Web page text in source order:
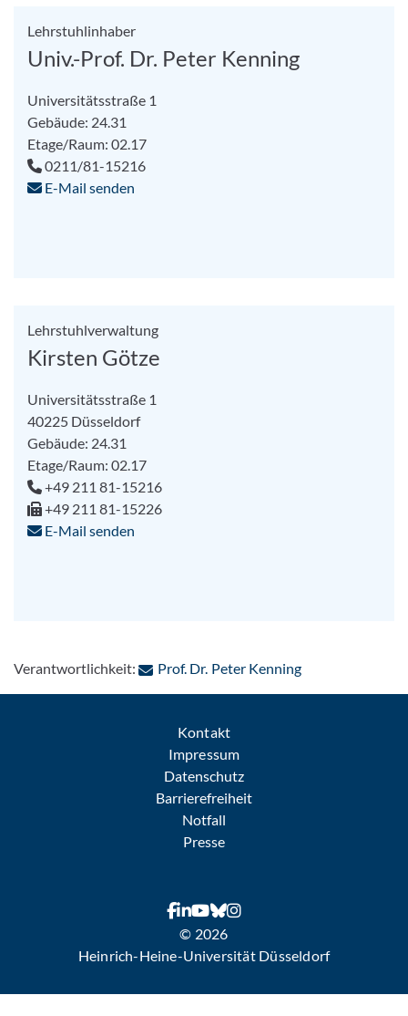
Lehrstuhlinhaber
Univ.-Prof. Dr. Peter Kenning
Universitätsstraße 1
Gebäude: 24.31
Etage/Raum: 02.17
0211/81-15216
E-Mail senden
Lehrstuhlverwaltung
Kirsten Götze
Universitätsstraße 1
40225 Düsseldorf
Gebäude: 24.31
Etage/Raum: 02.17
+49 211 81-15216
+49 211 81-15226
E-Mail senden
Verantwortlichkeit: Prof. Dr. Peter Kenning: Per E-Mail
Kontakt
Impressum
Datenschutz
Barrierefreiheit
Notfall
Presse
© 2026
Heinrich-Heine-Universität Düsseldorf